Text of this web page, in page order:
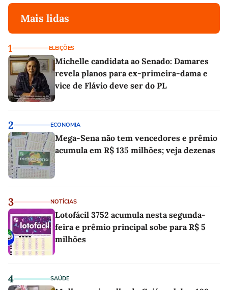
Mais lidas
1 ELEIÇÕES
Michelle candidata ao Senado: Damares
revela planos para ex-primeira-dama e
vice de Flávio deve ser do PL
2 ECONOMIA
Mega-Sena não tem vencedores e prêmio
acumula em R$ 135 milhões; veja dezenas
3 NOTÍCIAS
Lotofácil 3752 acumula nesta segunda-
feira e prêmio principal sobe para R$ 5
milhões
4 SAÚDE